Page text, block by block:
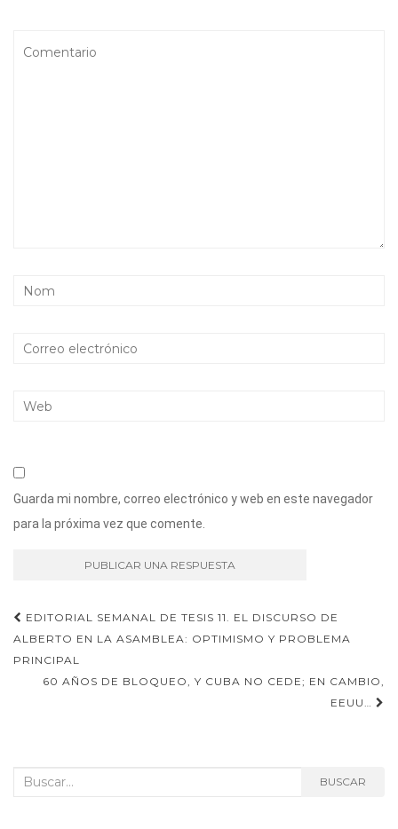
Guarda mi nombre, correo electrónico y web en este navegador
para la próxima vez que comente.
Navegación
de
entradas
EDITORIAL SEMANAL DE TESIS 11. EL DISCURSO DE
ALBERTO EN LA ASAMBLEA: OPTIMISMO Y PROBLEMA
PRINCIPAL
60 AÑOS DE BLOQUEO, Y CUBA NO CEDE; EN CAMBIO,
EEUU…
Buscar: BUSCAR